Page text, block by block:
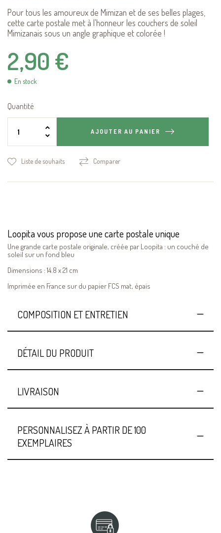
Pour tous les amoureux de Mimizan et de ses belles plages,
cette carte postale met à l'honneur les couchers de soleil
Mimizanais sous un angle graphique et colorée !
2,90 €
En stock
Quantité
AJOUTER AU PANIER
Liste de souhaits Comparer
Loopita vous propose une carte postale unique
Une grande carte postale originale, créée par Loopita : un couché de
soleil sur un fond bleu
Dimensions : 14.8 x 21 cm
Imprimée en France sur du papier FCS mat, épais
COMPOSITION ET ENTRETIEN
DÉTAIL DU PRODUIT
LIVRAISON
PERSONNALISEZ À PARTIR DE 100
EXEMPLAIRES